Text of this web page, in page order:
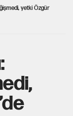
yetki Özgür